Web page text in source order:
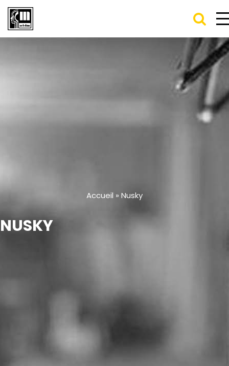
Accueil » Nusky
NUSKY